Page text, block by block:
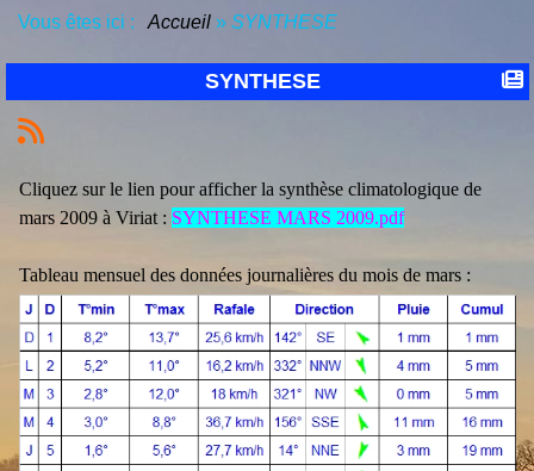
Vous êtes ici : Accueil » SYNTHESE
SYNTHESE
Cliquez sur le lien pour afficher la synthèse climatologique de
mars 2009 à Viriat : SYNTHESE MARS 2009.pdf
Tableau mensuel des données journalières du mois de mars :